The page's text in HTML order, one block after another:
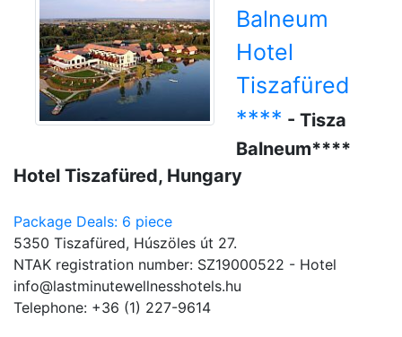
Balneum
Hotel
Tiszafüred
**** - Tisza
Balneum****
Hotel Tiszafüred, Hungary
Package Deals: 6 piece
5350 Tiszafüred, Húszöles út 27.
NTAK registration number: SZ19000522 - Hotel
info@lastminutewellnesshotels.hu
Telephone: +36 (1) 227-9614